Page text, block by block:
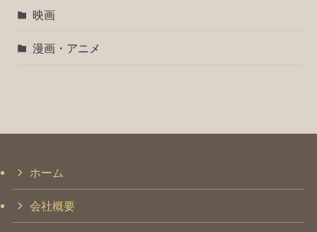
映画
漫画・アニメ
ホーム
会社概要